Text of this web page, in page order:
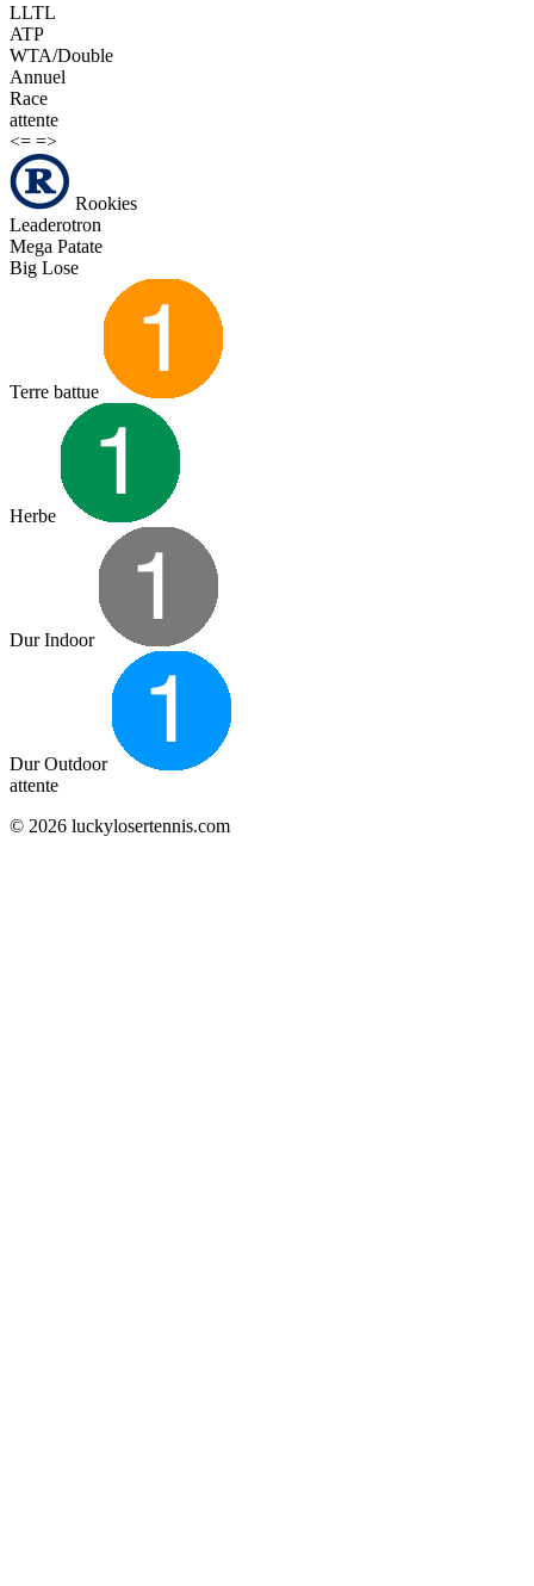
LLTL
ATP
WTA/Double
Annuel
Race
attente
<= =>
Rookies
Leaderotron
Mega Patate
Big Lose
Terre battue
Herbe
Dur Indoor
Dur Outdoor
attente
© 2026 luckylosertennis.com